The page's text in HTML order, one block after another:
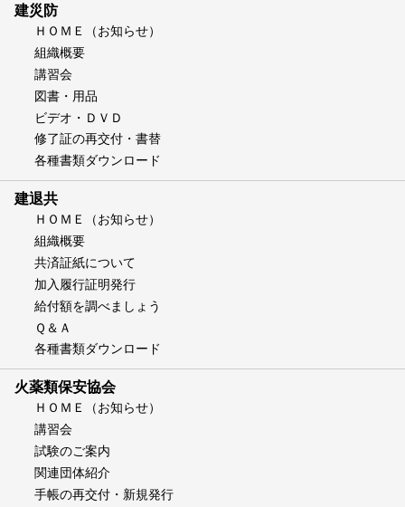
建災防
ＨＯＭＥ（お知らせ）
組織概要
講習会
図書・用品
ビデオ・ＤＶＤ
修了証の再交付・書替
各種書類ダウンロード
建退共
ＨＯＭＥ（お知らせ）
組織概要
共済証紙について
加入履行証明発行
給付額を調べましょう
Ｑ＆Ａ
各種書類ダウンロード
火薬類保安協会
ＨＯＭＥ（お知らせ）
講習会
試験のご案内
関連団体紹介
手帳の再交付・新規発行